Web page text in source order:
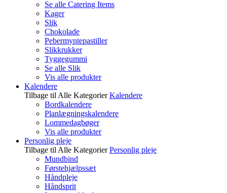
Se alle Catering Items
Kager
Slik
Chokolade
Pebermyntepastiller
Slikkrukker
Tyggegummi
Se alle Slik
Vis alle produkter
Kalendere
Tilbage til Alle Kategorier Kalendere
Bordkalendere
Planlægningskalendere
Lommedagbøger
Vis alle produkter
Personlig pleje
Tilbage til Alle Kategorier Personlig pleje
Mundbind
Førstehjælpssæt
Håndpleje
Håndsprit